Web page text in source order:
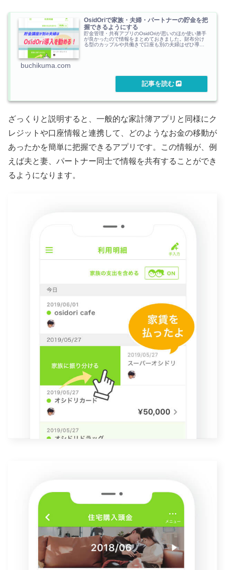
OsidOriで家族・夫婦・パートナーの貯金を把
握できるようにする
貯金管理・共有アプリのOsidOriが思いのほか使い勝手
が良かったので情報をまとめておきました。財布分け
る型のカップルや共働きで口座も別の夫婦はぜひ導入
buchikuma.com
ざっくりと説明すると、一般的な家計簿アプリと同様にク
レジットや口座情報と連携して、どのようなお金の移動が
あったかを簡単に把握できるアプリです。この情報が、例
えば夫と妻、パートナー同士で情報を共有することができ
るようになります。